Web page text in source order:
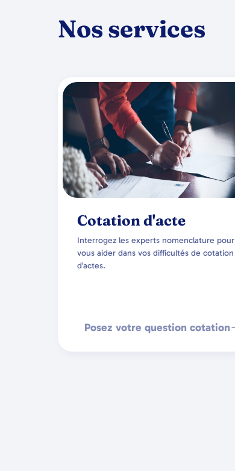
Nos services
Cotation d'acte
Interrogez les experts nomenclature pour
vous aider dans vos difficultés de cotation
d’actes.
Posez votre question cotation